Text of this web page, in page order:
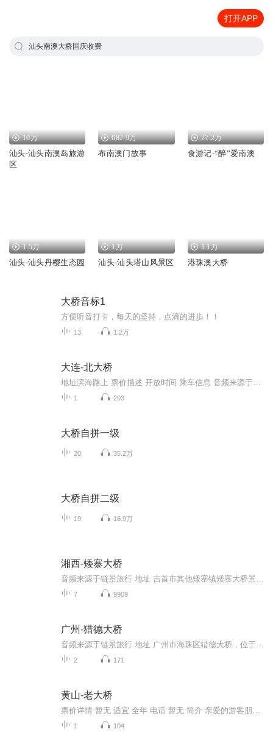
打开APP
汕头南澳大桥国庆收费
10万
汕头-汕头南澳岛旅游
区
682.9万
布南澳门故事
27.2万
食游记-“醉”爱南澳
1.5万
汕头-汕头丹樱生态园
1万
汕头-汕头塔山风景区
1.1万
港珠澳大桥
大桥音标1
方便听音打卡，每天的坚持，点滴的进步！！
13 1.2万
大连-北大桥
1 203
大桥自拼一级
20 35.2万
大桥自拼二级
19 16.9万
湘西-矮寨大桥
7 9909
广州-猎德大桥
2 171
黄山-老大桥
1 104